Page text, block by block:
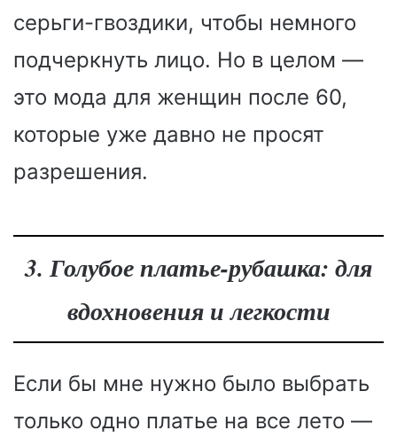
серьги-гвоздики, чтобы немного
подчеркнуть лицо. Но в целом —
это мода для женщин после 60,
которые уже давно не просят
разрешения.
3. Голубое платье-рубашка: для
вдохновения и легкости
Если бы мне нужно было выбрать
только одно платье на все лето —